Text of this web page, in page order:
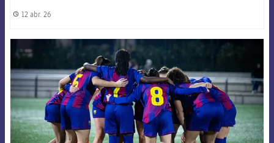
label.share.clock
12 abr. 26
FCB Barcelona badge